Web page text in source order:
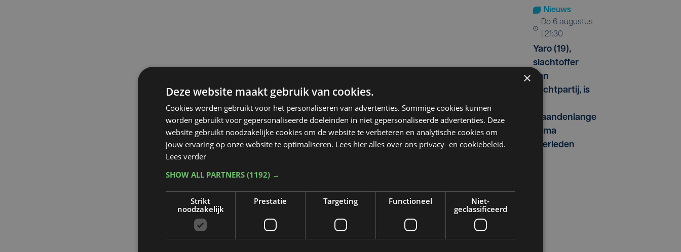
Nieuws
do 6 augustus
| 21:30
Yaro (19),
slachtoffer
van
vechtpartij, is
maandenlange
coma
overleden
×
Deze website maakt gebruik van cookies.
Cookies worden gebruikt voor het personaliseren van advertenties. Sommige cookies kunnen
worden gebruikt voor gepersonaliseerde doeleinden in niet gepersonaliseerde advertenties. Deze
website gebruikt noodzakelijke cookies om de website te verbeteren en analytische cookies om
jouw ervaring op onze website te optimaliseren. Lees hier alles over ons privacy- en cookiebeleid.
Lees verder
SHOW ALL PARTNERS (1192) →
Strikt
noodzakelijk
Prestatie Targeting Functioneel
Niet-
geclassificeerd